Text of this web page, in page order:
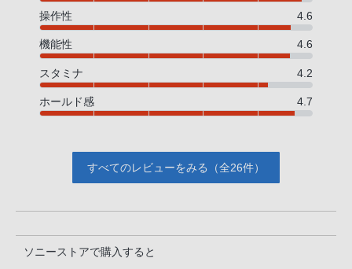
操作性 4.6
機能性 4.6
スタミナ 4.2
ホールド感 4.7
すべてのレビューをみる（全26件）
ソニーストアで購入すると